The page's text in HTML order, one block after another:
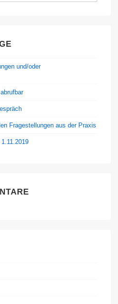
und/oder
Fragestellungen aus der Praxis